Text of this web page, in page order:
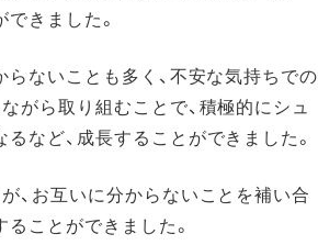
きました。
ないことも多く、不安な気持ちでの
がら取り組むことで、積極的にシュ
など、成長することができました。
、お互いに分からないことを補い合
ことができました。